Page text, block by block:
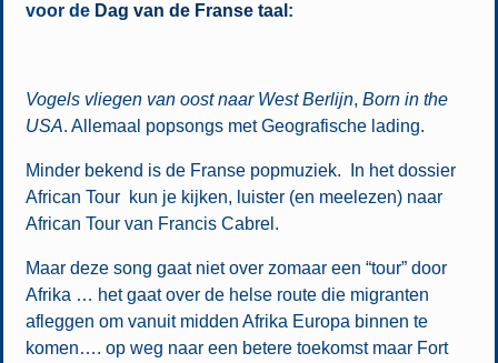
voor deDag van de Franse taal :
Vogels vliegen van oost naar West Berlijn, Born in the
USA. Allemaal popsongs met Geografische lading.
Minder bekend is de Franse popmuziek. In het dossier
African Tour kun je kijken, luister (en meelezen) naar
African Tour van Francis Cabrel.
Maar deze song gaat niet over zomaar een “tour” door
Afrika … het gaat over de helse route die migranten
afleggen om vanuit midden Afrika Europa binnen te
komen…. op weg naar een betere toekomst maar Fort